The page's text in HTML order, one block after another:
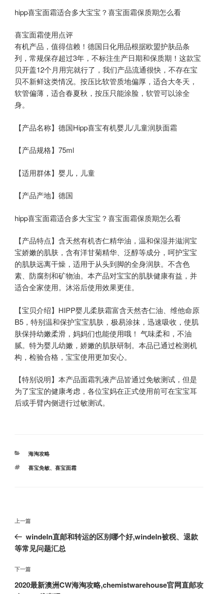
hipp喜宝面霜适合多大宝宝？喜宝面霜保质期怎么看
喜宝面霜使用点评
有机产品，值得信赖！德国日化用品根据欧盟护肤品条
列，常规保存超过3年，不标注生产日期和保质期！这款宝
贝开盖12个月用完就行了，我们产品流通很快，不存在宝
贝不新鲜这类情况。按压比软管质地偏厚，适合大冬天，
软管偏薄，适合春夏秋，按压只能涂脸，软管可以涂全
身。
【产品名称】德国Hipp喜宝有机婴儿/儿童润肤面霜
【产品规格】75ml
【适用群体】婴儿，儿童
【产品产地】德国
hipp喜宝面霜适合多大宝宝？喜宝面霜保质期怎么看
【产品特点】含天然有机杏仁精华油，温和保湿并滋润宝
宝娇嫩的肌肤，含有洋甘菊精华、泛醇等成分，呵护宝宝
的肌肤远离干燥，适用于从头到脚的全身润肤。不含色
素、防腐剂和矿物油。本产品对宝宝的肌肤健康有益，并
适合全家使用。沐浴后使用效果更佳。
【宝贝介绍】HIPP婴儿柔肤霜富含天然杏仁油、维他命原
B5，特别温和保护宝宝肌肤，极易涂抹，迅速吸收，使肌
肤保持幼嫩柔滑，妈妈们也能使用哦！ 气味柔和，不油
腻。特为婴儿幼嫩，娇嫩的肌肤研制。本品已通过检测机
构，检验合格，宝宝使用更加安心。
【特别说明】本产品面霜乳液产品皆通过免敏测试，但是
为了宝宝的健康考虑，各位宝妈在正式使用前可在宝宝耳
后或手臂内侧进行过敏测试。
分
海淘攻略
标
喜宝免敏、 喜宝面霜
文
导
航
上
一
篇
章
上一篇
windeln直邮和转运的区别哪个好,windeln被税、退款
等常见问题汇总
下
一
下一篇
2020最新澳洲CW海淘攻略,chemistwarehouse官网直邮攻